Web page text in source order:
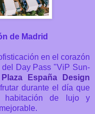
de Madrid
en el corazón
Day Pass "ViP Sun-
España Design
durante el día que
habitación de lujo y